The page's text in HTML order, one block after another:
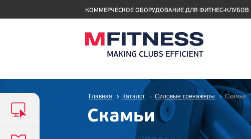
КОММЕРЧЕСКОЕ ОБОРУДОВАНИЕ ДЛЯ ФИТНЕС-КЛУБОВ
Главная Каталог Силовые тренажеры Скамьи
Скамьи